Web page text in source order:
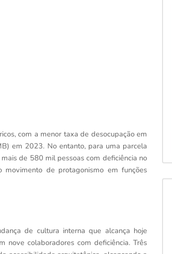
com a menor taxa de desocupação em
em 2023. No entanto, para uma parcela
de 580 mil pessoas com deficiência no
de protagonismo em funções
de cultura interna que alcança hoje
nove colaboradores com deficiência. Três